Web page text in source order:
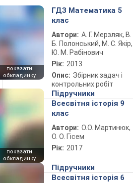
показати
обкладинку
ГДЗ Математика 5
клас
Автори: А. Г. Мерзляк, В.
Б. Полонський, М. С. Якір,
Ю. М. Рабінович
Рік: 2013
Опис: Збірник задач і
контрольних робіт
показати
обкладинку
Підручники
Всесвітня історія 9
клас
Автори: О.О. Мартинюк,
О. О. Гісем
Рік: 2017
Підручники
Всесвітня історія 6